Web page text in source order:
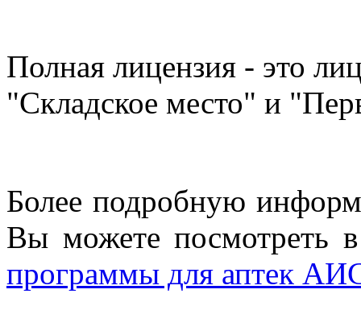
Полная лицензия - это
"Складское место" и
Более подробную
Вы можете посмотреть
программы для аптек